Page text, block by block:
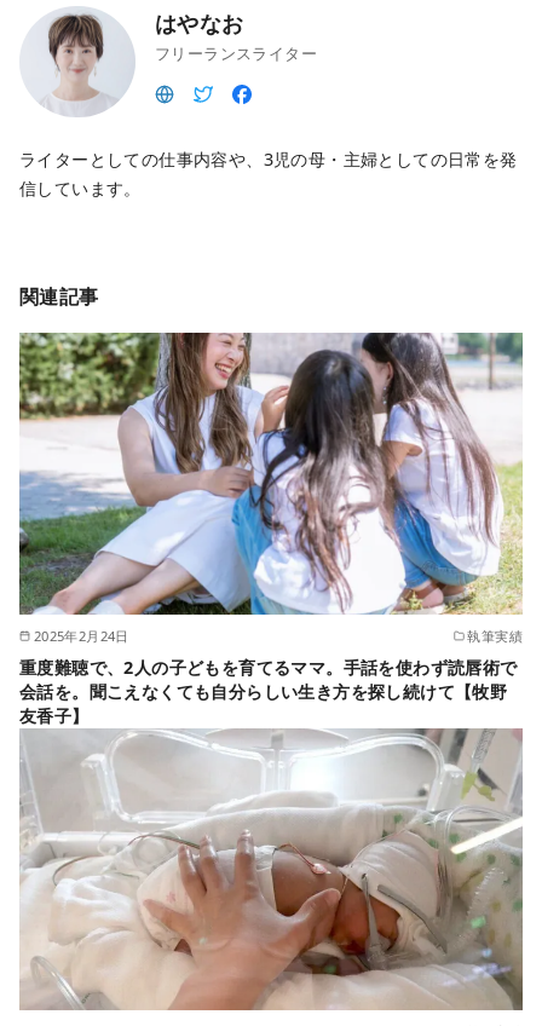
はやなお
フリーランスライター
ライターとしての仕事内容や、3児の母・主婦としての日常を発
信しています。
関連記事
2025年2月24日 執筆実績
重度難聴で、2人の子どもを育てるママ。手話を使わず読唇術で
会話を。聞こえなくても自分らしい生き方を探し続けて【牧野
友香子】